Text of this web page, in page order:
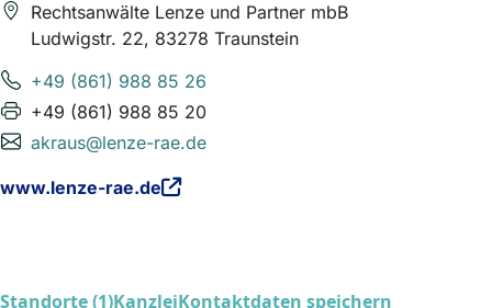
Rechtsanwälte Lenze und Partner mbB
Ludwigstr. 22, 83278 Traunstein
+49 (861) 988 85 26
+49 (861) 988 85 20
akraus@lenze-rae.de
www.lenze-rae.de
Standorte (1)KanzleiKontaktdaten speichern